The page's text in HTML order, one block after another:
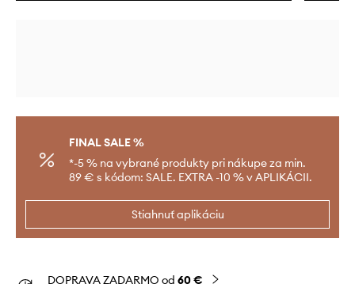
FINAL SALE %
*-5 % na vybrané produkty pri nákupe za min.
89 € s kódom: SALE. EXTRA -10 % v APLIKÁCII.
Stiahnuť aplikáciu
DOPRAVA ZADARMO od 60 €